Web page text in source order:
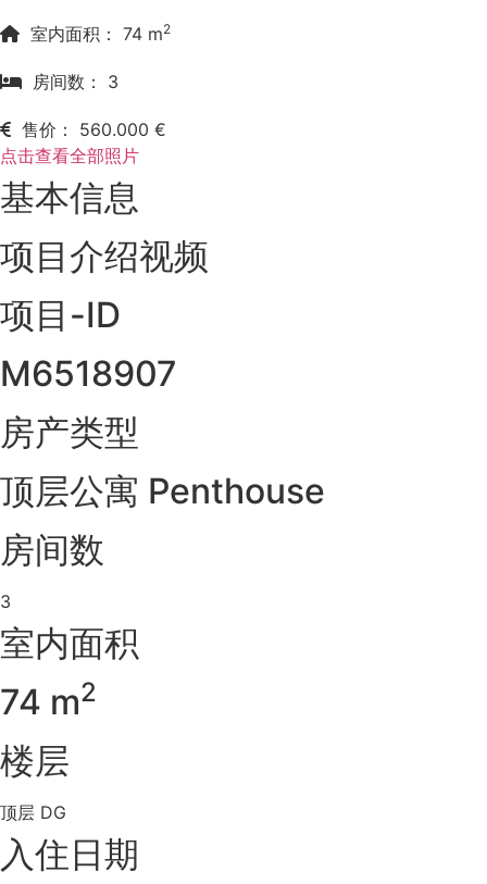
室内面积： 74 m2
房间数： 3
售价： 560.000 €
点击查看全部照片
基本信息
项目介绍视频
项目-ID
M6518907
房产类型
顶层公寓 Penthouse
房间数
3
室内面积
74 m2
楼层
顶层 DG
入住日期